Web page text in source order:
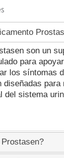
son un
para
los síntomas
diseñadas para
del sistema